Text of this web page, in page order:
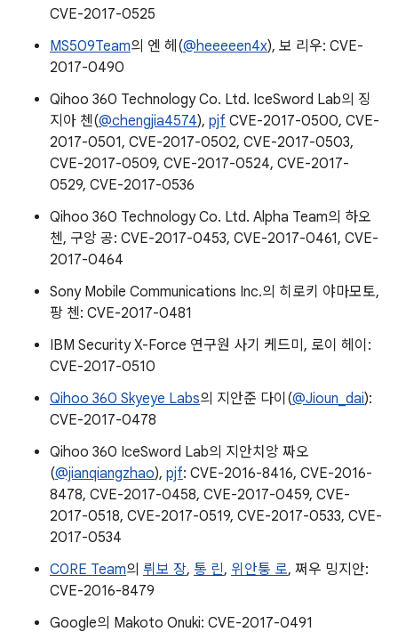
CVE-2017-0525
MS509Team의 엔 헤(@heeeeen4x), 보 리우: CVE-
2017-0490
Qihoo 360 Technology Co. Ltd. IceSword Lab의 징
지아 첸(@chengjia4574), pjf CVE-2017-0500, CVE-
2017-0501, CVE-2017-0502, CVE-2017-0503,
CVE-2017-0509, CVE-2017-0524, CVE-2017-
0529, CVE-2017-0536
Qihoo 360 Technology Co. Ltd. Alpha Team의 하오
첸, 구앙 공: CVE-2017-0453, CVE-2017-0461, CVE-
2017-0464
Sony Mobile Communications Inc.의 히로키 야마모토,
팡 첸: CVE-2017-0481
IBM Security X-Force 연구원 사기 케드미, 로이 헤이:
CVE-2017-0510
Qihoo 360 Skyeye Labs의 지안준 다이(@Jioun_dai):
CVE-2017-0478
Qihoo 360 IceSword Lab의 지안치앙 짜오
(@jianqiangzhao), pjf: CVE-2016-8416, CVE-2016-
8478, CVE-2017-0458, CVE-2017-0459, CVE-
2017-0518, CVE-2017-0519, CVE-2017-0533, CVE-
2017-0534
C0RE Team의 뤼보 장, 통 린, 위안퉁 로, 쩌우 밍지안:
CVE-2016-8479
Google의 Makoto Onuki: CVE-2017-0491